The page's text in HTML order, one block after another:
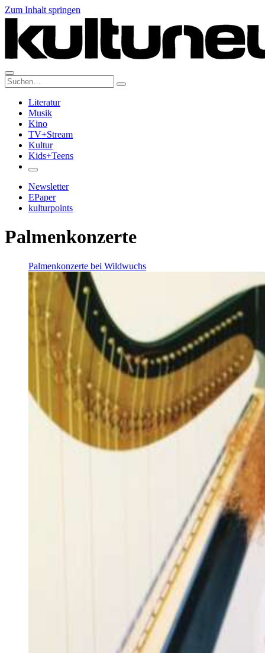
Zum Inhalt springen
Suche:
Literatur
Musik
Kino
TV+Stream
Kultur
Kids+Teens
Newsletter
EPaper
kulturpoints
Palmenkonzerte
Palmenkonzerte bei Wildwuchs